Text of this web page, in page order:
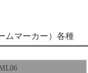
ムマーカー）各種